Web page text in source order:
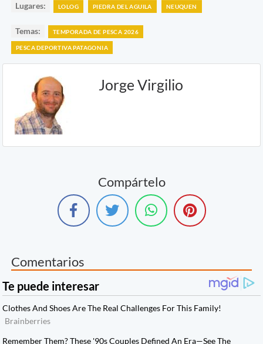
Lugares: LOLOG PIEDRA DEL AGUILA NEUQUEN
Temas: TEMPORADA DE PESCA 2026
PESCA DEPORTIVA PATAGONIA
Jorge Virgilio
Compártelo
Comentarios